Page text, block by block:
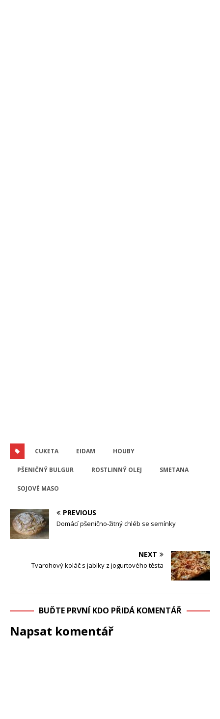
CUKETA EIDAM HOUBY
PŠENIČNÝ BULGUR ROSTLINNÝ OLEJ SMETANA
SOJOVÉ MASO
PREVIOUS
Domácí pšenično-žitný chléb se semínky
NEXT
Tvarohový koláč s jablky z jogurtového těsta
BUĎTE PRVNÍ KDO PŘIDÁ KOMENTÁŘ
Napsat komentář